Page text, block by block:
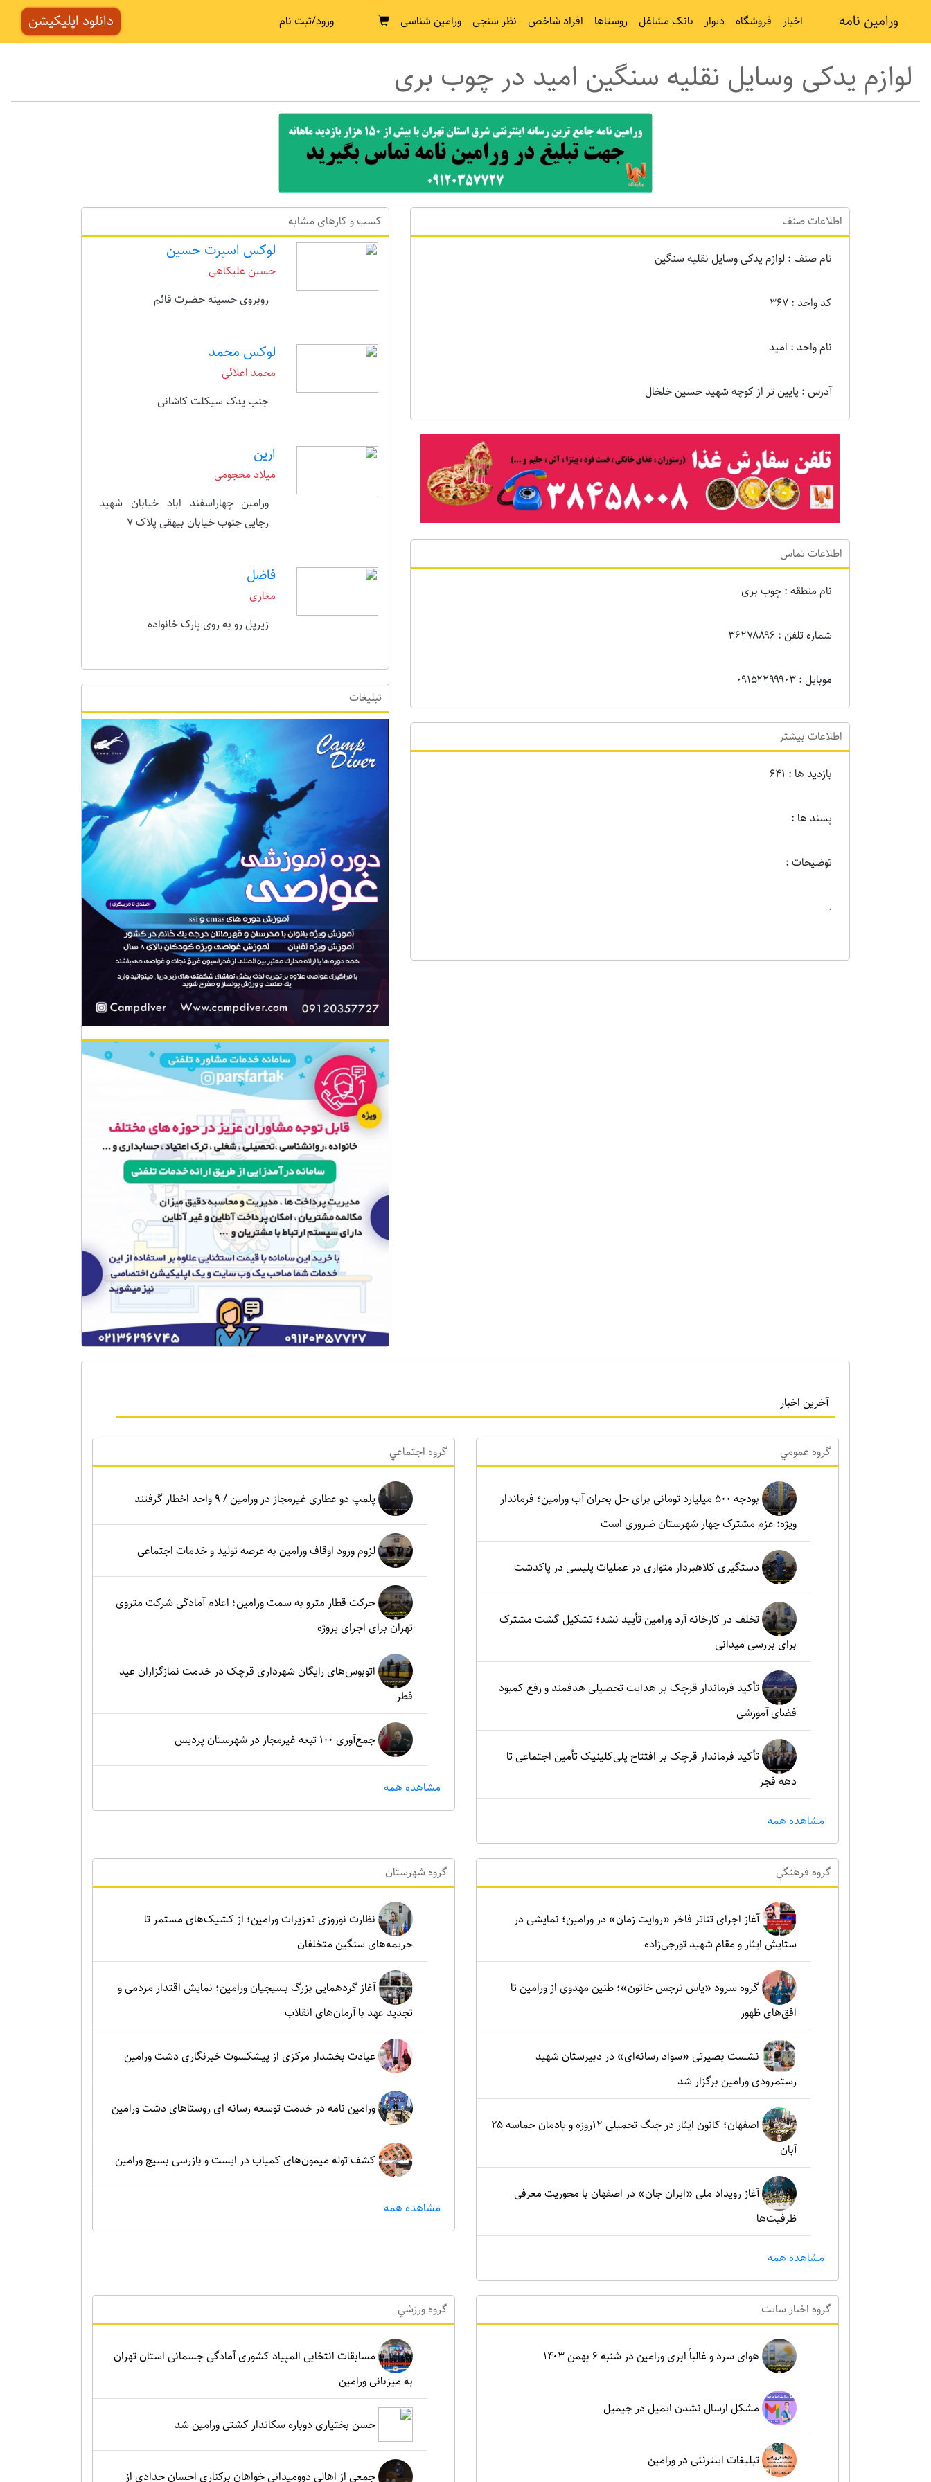
ورامین نامه اخبار فروشگاه دیوار بانک مشاغل روستاها افراد شاخص نظر سنجی ورامین شناسی ورود/ثبت نام دانلود اپلیکیشن
لوازم یدکی وسایل نقلیه سنگین امید در چوب بری
اطلاعات صنف
نام صنف : لوازم یدکی وسایل نقلیه سنگین
کد واحد : 367
نام واحد : امید
آدرس : پایین تر از کوچه شهید حسین خلخال
اطلاعات تماس
نام منطقه : چوب بری
شماره تلفن : ۳۶۲۷۸۸۹۶
موبایل : ۰۹۱۵۲۲۹۹۹۰۳
اطلاعات بیشتر
بازدید ها : 641
پسند ها :
توضیحات :
.
کسب و کارهای مشابه
لوکس اسپرت حسین
حسین علیکاهی
روبروی حسینه حضرت قائم
لوکس محمد
محمد اعلائی
جنب یدک سیکلت کاشانی
ارین
میلاد محجومی
ورامین چهاراسفند اباد خیابان شهید
رجایی جنوب خیابان بیهقی پلاک 7
فاضل
مغاری
زیرپل رو به روی پارک خانواده
تبلیغات
آخرین اخبار
گروه عمومي
بودجه ۵۰۰ میلیارد تومانی برای حل بحران آب ورامین؛ فرماندار
ویژه: عزم مشترک چهار شهرستان ضروری است
دستگیری کلاهبردار متواری در عملیات پلیسی در پاکدشت
تخلف در کارخانه آرد ورامین تأیید نشد؛ تشکیل گشت مشترک
برای بررسی میدانی
تأکید فرماندار قرچک بر هدایت تحصیلی هدفمند و رفع کمبود
فضای آموزشی
تأکید فرماندار قرچک بر افتتاح پلی‌کلینیک تأمین اجتماعی تا
دهه فجر
مشاهده همه
گروه اجتماعي
پلمپ دو عطاری غیرمجاز در ورامین / ۹ واحد اخطار گرفتند
لزوم ورود اوقاف ورامین به عرصه تولید و خدمات اجتماعی
حرکت قطار مترو به سمت ورامین؛ اعلام آمادگی شرکت متروی
تهران برای اجرای پروژه
اتوبوس‌های رایگان شهرداری قرچک در خدمت نمازگزاران عید
فطر
جمع‌آوری ۱۰۰ تبعه غیرمجاز در شهرستان پردیس
مشاهده همه
گروه فرهنگي
آغاز اجرای تئاتر فاخر «روایت زمان» در ورامین؛ نمایشی در
ستایش ایثار و مقام شهید تورجی‌زاده
گروه سرود «یاس نرجس خاتون»؛ طنین مهدوی از ورامین تا
افق‌های ظهور
نشست بصیرتی «سواد رسانه‌ای» در دبیرستان شهید
رستمرودی ورامین برگزار شد
اصفهان؛ کانون ایثار در جنگ تحمیلی ۱۲روزه و یادمان حماسه ۲۵
آبان
آغاز رویداد ملی «ایران جان» در اصفهان با محوریت معرفی
ظرفیت‌ها
مشاهده همه
گروه شهرستان
نظارت نوروزی تعزیرات ورامین؛ از کشیک‌های مستمر تا
جریمه‌های سنگین متخلفان
آغاز گردهمایی بزرگ بسیجیان ورامین؛ نمایش اقتدار مردمی و
تجدید عهد با آرمان‌های انقلاب
عیادت بخشدار مرکزی از پیشکسوت خبرنگاری دشت ورامین
ورامین نامه در خدمت توسعه رسانه ای روستاهای دشت ورامین
کشف توله میمون‌های کمیاب در ایست و بازرسی بسیج ورامین
مشاهده همه
گروه اخبار سايت
هوای سرد و غالباً ابری ورامین در شنبه ۶ بهمن ۱۴۰۳
مشکل ارسال نشدن ایمیل در جیمیل
تبلیغات اینترنتی در ورامین
گروه ورزشي
مسابقات انتخابی المپیاد کشوری آمادگی جسمانی استان تهران
به میزبانی ورامین
حسن بختیاری دوباره سکاندار کشتی ورامین شد
جمعی از اهالی دوومیدانی خواهان برکناری احسان حدادی از